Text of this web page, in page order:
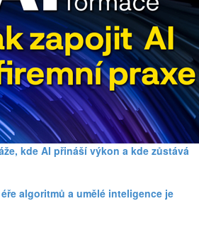
kde AI přináší výkon a kde zůstává
algoritmů a umělé inteligence je